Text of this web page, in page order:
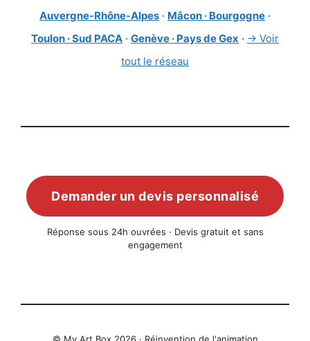
Auvergne-Rhône-Alpes · Mâcon · Bourgogne ·
Toulon · Sud PACA · Genève · Pays de Gex · → Voir
tout le réseau
Demander un devis personnalisé
Réponse sous 24h ouvrées · Devis gratuit et sans
engagement